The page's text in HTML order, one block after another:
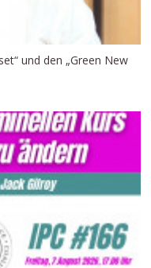
und den „Green New